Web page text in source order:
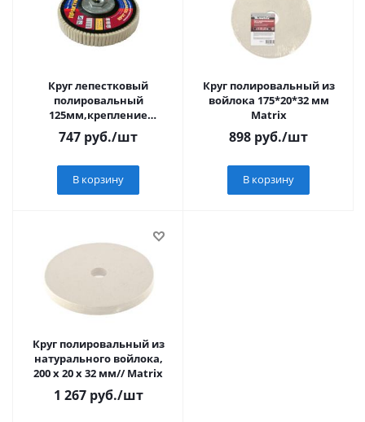
Круг лепестковый
полировальный
125мм,крепление
М14,войлочный,не
абразивный,толщ.20мм
747 руб./шт
В корзину
Круг полировальный из
войлока 175*20*32 мм
Matrix
898 руб./шт
В корзину
Круг полировальный из
натурального войлока,
200 х 20 х 32 мм// Matrix
1 267руб./шт